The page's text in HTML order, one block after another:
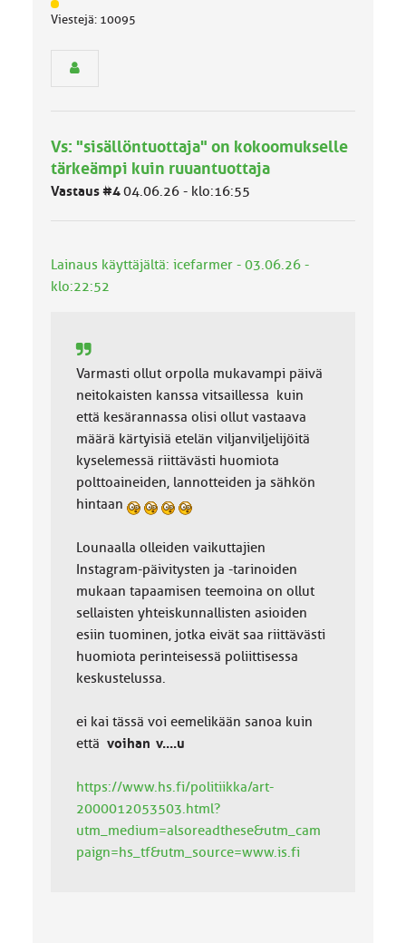
J
ä
m
ä
u
a
:
Viestejä: 10095
Vs: "sisällöntuottaja" on kokoomukselle
tärkeämpi kuin ruuantuottaja
Vastaus #404.06.26 - klo:16:55
Lainaus käyttäjältä: icefarmer - 03.06.26 -
klo:22:52
Varmasti ollut orpolla mukavampi päivä
neitokaisten kanssa vitsaillessa kuin
että kesärannassa olisi ollut vastaava
määrä kärtyisiä etelän viljanviljelijöitä
kyselemessä riittävästi huomiota
polttoaineiden, lannotteiden ja sähkön
hintaan
Lounaalla olleiden vaikuttajien
Instagram-päivitysten ja -tarinoiden
mukaan tapaamisen teemoina on ollut
sellaisten yhteiskunnallisten asioiden
esiin tuominen, jotka eivät saa riittävästi
huomiota perinteisessä poliittisessa
keskustelussa.
ei kai tässä voi eemelikään sanoa kuin
että voihan v....u
https://www.hs.fi/politiikka/art-
2000012053503.html?
utm_medium=alsoreadthese&utm_cam
paign=hs_tf&utm_source=www.is.fi